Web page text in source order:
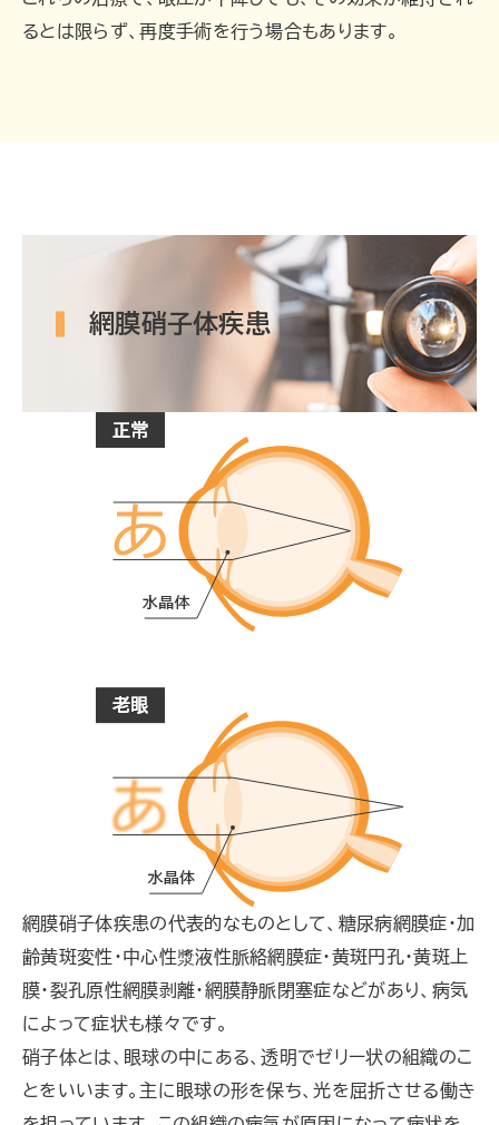
るとは限らず、再度手術を行う場合もあります。
網膜硝子体疾患
網膜硝子体疾患の代表的なものとして、糖尿病網膜症・加
齢黄斑変性・中心性漿液性脈絡網膜症・黄斑円孔・黄斑上
膜・裂孔原性網膜剥離・網膜静脈閉塞症などがあり、病気
によって症状も様々です。
硝子体とは、眼球の中にある、透明でゼリー状の組織のこ
とをいいます。主に眼球の形を保ち、光を屈折させる働き